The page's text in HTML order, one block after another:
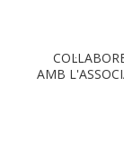
AMB